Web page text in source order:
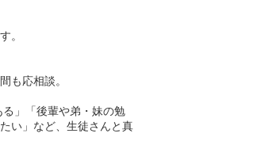
。
も応相談。
」「後輩や弟・妹の勉
い」など、生徒さんと真